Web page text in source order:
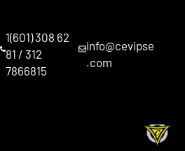
contenido
1(601) 308 62
81 / 312
7866815
info@cevipse
.com